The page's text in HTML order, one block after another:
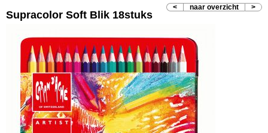
< naar overzicht >
Supracolor Soft Blik 18stuks